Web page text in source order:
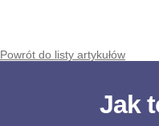
Powrót do listy artykułów
Jak